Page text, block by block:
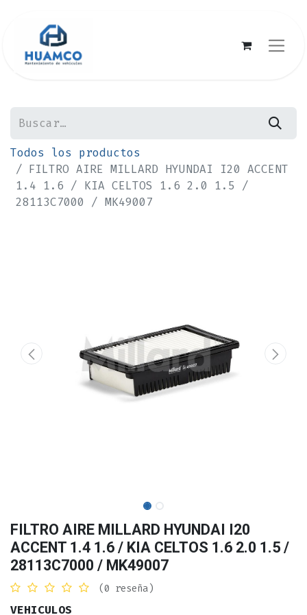
Todos los productos
FILTRO AIRE MILLARD HYUNDAI I20 ACCENT
1.4 1.6 / KIA CELTOS 1.6 2.0 1.5 /
28113C7000 / MK49007
FILTRO AIRE MILLARD HYUNDAI I20
ACCENT 1.4 1.6 / KIA CELTOS 1.6 2.0 1.5 /
28113C7000 / MK49007
(0 reseña)
VEHICULOS